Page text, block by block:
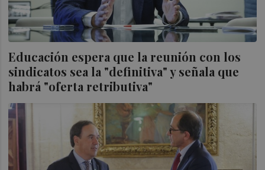
Educación espera que la reunión con los
sindicatos sea la "definitiva" y señala que
habrá "oferta retributiva"